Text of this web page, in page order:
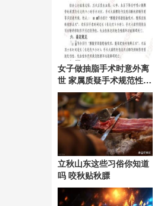
女子做抽脂手术时意外离
世 家属质疑手术规范性与
抢救延误
立秋山东这些习俗你知道
吗 咬秋贴秋膘